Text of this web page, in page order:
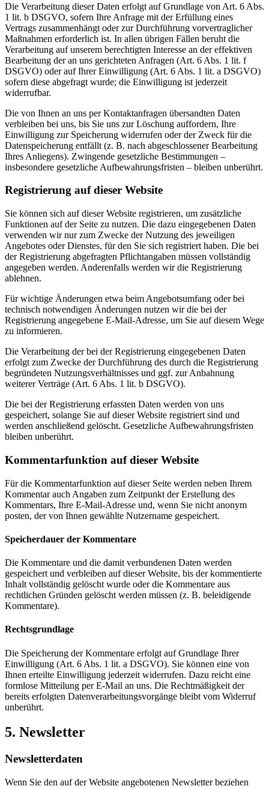
Die Verarbeitung dieser Daten erfolgt auf Grundlage von Art. 6 Abs.
1 lit. b DSGVO, sofern Ihre Anfrage mit der Erfüllung eines
Vertrags zusammenhängt oder zur Durchführung vorvertraglicher
Maßnahmen erforderlich ist. In allen übrigen Fällen beruht die
Verarbeitung auf unserem berechtigten Interesse an der effektiven
Bearbeitung der an uns gerichteten Anfragen (Art. 6 Abs. 1 lit. f
DSGVO) oder auf Ihrer Einwilligung (Art. 6 Abs. 1 lit. a DSGVO)
sofern diese abgefragt wurde; die Einwilligung ist jederzeit
widerrufbar.
Die von Ihnen an uns per Kontaktanfragen übersandten Daten
verbleiben bei uns, bis Sie uns zur Löschung auffordern, Ihre
Einwilligung zur Speicherung widerrufen oder der Zweck für die
Datenspeicherung entfällt (z. B. nach abgeschlossener Bearbeitung
Ihres Anliegens). Zwingende gesetzliche Bestimmungen –
insbesondere gesetzliche Aufbewahrungsfristen – bleiben unberührt.
Registrierung auf dieser Website
Sie können sich auf dieser Website registrieren, um zusätzliche
Funktionen auf der Seite zu nutzen. Die dazu eingegebenen Daten
verwenden wir nur zum Zwecke der Nutzung des jeweiligen
Angebotes oder Dienstes, für den Sie sich registriert haben. Die bei
der Registrierung abgefragten Pflichtangaben müssen vollständig
angegeben werden. Anderenfalls werden wir die Registrierung
ablehnen.
Für wichtige Änderungen etwa beim Angebotsumfang oder bei
technisch notwendigen Änderungen nutzen wir die bei der
Registrierung angegebene E-Mail-Adresse, um Sie auf diesem Wege
zu informieren.
Die Verarbeitung der bei der Registrierung eingegebenen Daten
erfolgt zum Zwecke der Durchführung des durch die Registrierung
begründeten Nutzungsverhältnisses und ggf. zur Anbahnung
weiterer Verträge (Art. 6 Abs. 1 lit. b DSGVO).
Die bei der Registrierung erfassten Daten werden von uns
gespeichert, solange Sie auf dieser Website registriert sind und
werden anschließend gelöscht. Gesetzliche Aufbewahrungsfristen
bleiben unberührt.
Kommentar­funktion auf dieser Website
Für die Kommentarfunktion auf dieser Seite werden neben Ihrem
Kommentar auch Angaben zum Zeitpunkt der Erstellung des
Kommentars, Ihre E-Mail-Adresse und, wenn Sie nicht anonym
posten, der von Ihnen gewählte Nutzername gespeichert.
Speicherdauer der Kommentare
Die Kommentare und die damit verbundenen Daten werden
gespeichert und verbleiben auf dieser Website, bis der kommentierte
Inhalt vollständig gelöscht wurde oder die Kommentare aus
rechtlichen Gründen gelöscht werden müssen (z. B. beleidigende
Kommentare).
Rechtsgrundlage
Die Speicherung der Kommentare erfolgt auf Grundlage Ihrer
Einwilligung (Art. 6 Abs. 1 lit. a DSGVO). Sie können eine von
Ihnen erteilte Einwilligung jederzeit widerrufen. Dazu reicht eine
formlose Mitteilung per E-Mail an uns. Die Rechtmäßigkeit der
bereits erfolgten Datenverarbeitungsvorgänge bleibt vom Widerruf
unberührt.
5. Newsletter
Newsletter­daten
Wenn Sie den auf der Website angebotenen Newsletter beziehen